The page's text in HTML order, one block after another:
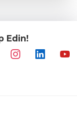
yaşam alanı
Edin!